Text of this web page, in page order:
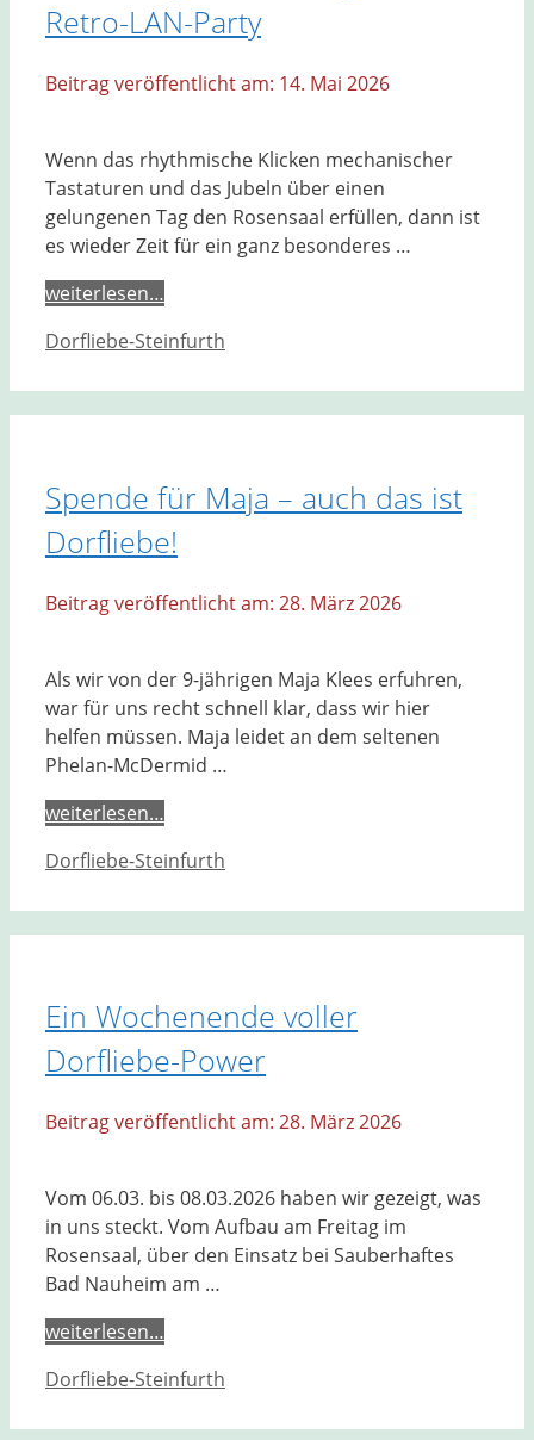
Retro-LAN-Party
14. Mai 2026
Wenn das rhythmische Klicken mechanischer
Tastaturen und das Jubeln über einen
gelungenen Tag den Rosensaal erfüllen, dann ist
es wieder Zeit für ein ganz besonderes …
weiterlesen…
Kategorien
Dorfliebe-Steinfurth
Spende für Maja – auch das ist
Dorfliebe!
28. März 2026
Als wir von der 9-jährigen Maja Klees erfuhren,
war für uns recht schnell klar, dass wir hier
helfen müssen. Maja leidet an dem seltenen
Phelan-McDermid …
weiterlesen…
Kategorien
Dorfliebe-Steinfurth
Ein Wochenende voller
Dorfliebe-Power
28. März 2026
Vom 06.03. bis 08.03.2026 haben wir gezeigt, was
in uns steckt. Vom Aufbau am Freitag im
Rosensaal, über den Einsatz bei Sauberhaftes
Bad Nauheim am …
weiterlesen…
Kategorien
Dorfliebe-Steinfurth